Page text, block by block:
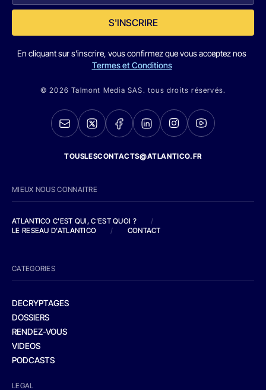
S'INSCRIRE
En cliquant sur s'inscrire, vous confirmez que vous acceptez nos
Termes et Conditions
© 2026 Talmont Media SAS. tous droits réservés.
TOUSLESCONTACTS@ATLANTICO.FR
MIEUX NOUS CONNAITRE
ATLANTICO C'EST QUI, C'EST QUOI ?
/
LE RESEAU D'ATLANTICO
/ CONTACT
CATEGORIES
DECRYPTAGES
DOSSIERS
RENDEZ-VOUS
VIDEOS
PODCASTS
LEGAL